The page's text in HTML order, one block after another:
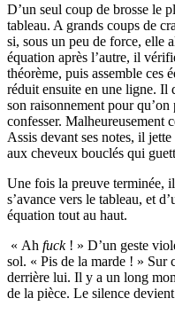
D’un seul coup de brosse le
tableau. A grands coups de
si, sous un peu de force, elle
équation après l’autre, il
théorème, puis assemble ces
réduit ensuite en une ligne. Il
son raisonnement pour qu’on
confesser. Malheureusement
Assis devant ses notes, il
aux cheveux bouclés qui
Une fois la preuve terminée,
s’avance vers le tableau, et
équation tout au haut.
« Ah fuck! » D’un geste
sol. « Pis de la marde ! » Sur
derrière lui. Il y a un long
de la pièce. Le silence